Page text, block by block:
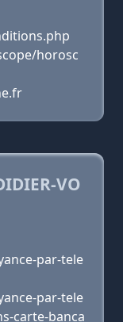
horosc
VO
par-tele
par-tele
carte-banca